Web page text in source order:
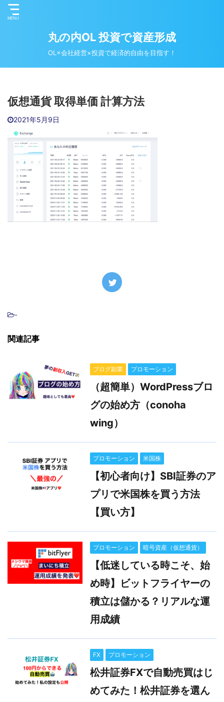
丸の内OL 投資で資産形成
OL×会社経営×投資で経済的自由を目指す！
仮想通貨 取得単価 計算方法
2021年5月9日
-
関連記事
ブログ副業 プロモーション
（超簡単）WordPressブロ
グの始め方（conoha
wing）
プロモーション 米国株
【初心者向け】SBI証券のア
プリで米国株を買う方法
【買い方】
プロモーション 暗号資産（仮想通貨）
【低迷している時こそ、始
め時】ビットフライヤーの
積立は儲かる？リアルな運
用成績
FX プロモーション
松井証券FXで自動売買はじ
めてみた！松井証券を選ん